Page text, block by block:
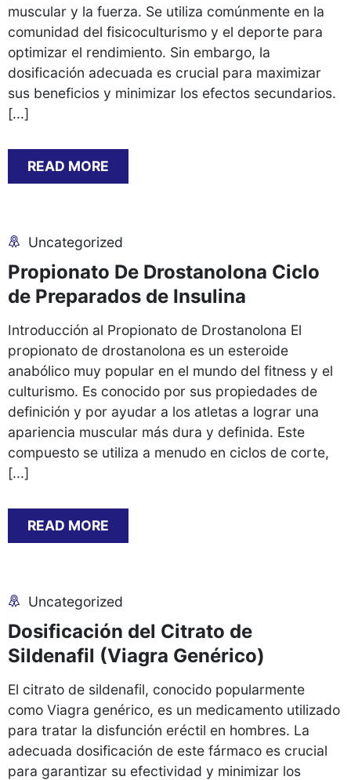
muscular y la fuerza. Se utiliza comúnmente en la
comunidad del fisicoculturismo y el deporte para
optimizar el rendimiento. Sin embargo, la
dosificación adecuada es crucial para maximizar
sus beneficios y minimizar los efectos secundarios.
[...]
READ MORE
Uncategorized
Propionato De Drostanolona Ciclo
de Preparados de Insulina
Introducción al Propionato de Drostanolona El
propionato de drostanolona es un esteroide
anabólico muy popular en el mundo del fitness y el
culturismo. Es conocido por sus propiedades de
definición y por ayudar a los atletas a lograr una
apariencia muscular más dura y definida. Este
compuesto se utiliza a menudo en ciclos de corte,
[...]
READ MORE
Uncategorized
Dosificación del Citrato de
Sildenafil (Viagra Genérico)
El citrato de sildenafil, conocido popularmente
como Viagra genérico, es un medicamento utilizado
para tratar la disfunción eréctil en hombres. La
adecuada dosificación de este fármaco es crucial
para garantizar su efectividad y minimizar los